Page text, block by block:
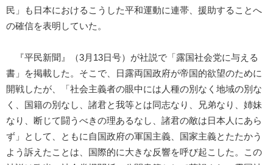
民」も日本におけるこうした平和運動に連帯、援助することへ
の確信を表明していた。
『平民新聞』（3月13日号）が社説で「露国社会党に与える
書」を掲載した。そこで、日露両国政府が帝国的欲望のために
開戦したが、「社会主義者の眼中には人種の別なく地域の別な
く、国籍の別なし、諸君と我等とは同志なり、兄弟なり、姉妹
なり、断じて闘うべきの理あるなし、諸君の敵は日本人にあら
ず」として、ともに自国政府の軍国主義、国家主義とたたかう
よう訴えたことは、国際的に大きな反響を呼び起こした。この